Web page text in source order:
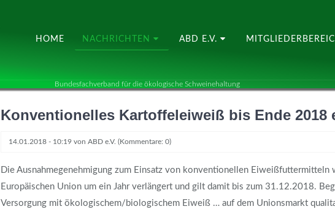
HOME NACHRICHTEN ABD E.V.
Bundesfachverband für die ökologische Schweinehaltung
Konventionelles Kartoffeleiweiß bis Ende 2018
14.01.2018 - 10:19 von ABD e.V. (Kommentare: 0)
Die Ausnahmegenehmigung zum Einsatz von konventionellen Eiweißfuttermitteln
Europäischen Union um ein Jahr verlängert und gilt damit bis zum 31.12.2018.
Versorgung mit ökologischem/biologischem Eiweiß … auf dem Unionsmarkt